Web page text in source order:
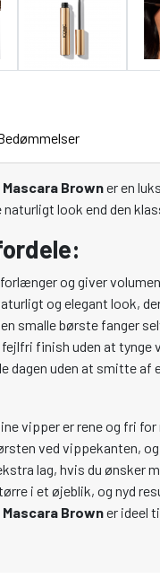
Browner en
naturligt look end den
og giver
og elegant look,
smalle børste fanger
fejlfri finish uden at tynge
dagen uden at smitte af
vipper er rene og fri
ved vippekanten,
lag, hvis du ønsker
i et øjeblik, og nyd
Browner ideel